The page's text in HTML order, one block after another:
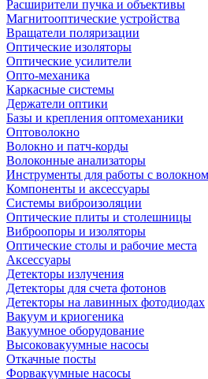
Расширители пучка и объективы
Магнитооптические устройства
Вращатели поляризации
Оптические изоляторы
Оптические усилители
Опто-механика
Каркасные системы
Держатели оптики
Базы и крепления оптомеханики
Оптоволокно
Волокно и патч-корды
Волоконные анализаторы
Инструменты для работы с волокном
Компоненты и аксессуары
Системы виброизоляции
Оптические плиты и столешницы
Виброопоры и изоляторы
Оптические столы и рабочие места
Аксессуары
Детекторы излучения
Детекторы для счета фотонов
Детекторы на лавинных фотодиодах
Вакуум и криогеника
Вакуумное оборудование
Высоковакуумные насосы
Откачные посты
Форвакуумные насосы